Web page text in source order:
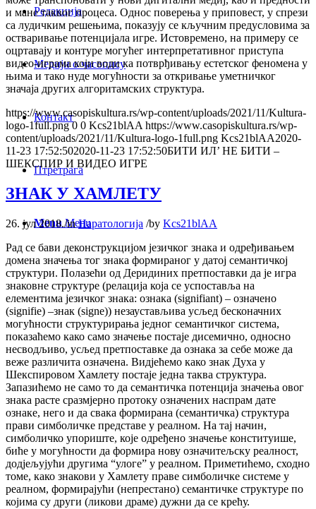
Редакција
Медији о часопису
Контакт
Птретрага
Menu Menu
и мане таквог процеса. Однос поверења у приповест, у спрези
са лудичким решењима, показују се кључним предусловима за
остваривање потенцијала игре. Истовремено, на примеру се
оцртавају и контуре могућег интерпретативног приступа
видео-играма који води ка потврђивању естетског феномена у
њима и тако нуде могућности за откривање уметничког
значаја других алгоритамских структура.
https://www.casopiskultura.rs/wp-content/uploads/2021/11/Kultura-
logo-1full.png 0 0 Kcs21blAA https://www.casopiskultura.rs/wp-
content/uploads/2021/11/Kultura-logo-1full.png Kcs21blAA2020-
11-23 17:52:502020-11-23 17:52:50БИТИ ИЛ’ НЕ БИТИ –
ШЕКСПИР И ВИДЕО ИГРЕ
ЗНАК У ХАМЛЕТУ
26. јул 2018./inНаратологија /by Kcs21blAA
Рад се бави деконструкцијом језичког знака и одређивањем
домена значења тог знака формираног у датој семантичкој
структури. Полазећи од Деридиних претпоставки да је игра
знаковне структуре (релација која се успоставља на
елементима језичког знака: ознака (signifiant) – означено
(signifie) –знак (signe)) незаустављива усљед бесконачних
могућности структурирања једног семантичког система,
показаћемо како само значење постаје дисемично, односно
несводљиво, усљед претпоставке да ознака за себе може да
веже различита означена. Видјећемо како знак Духа у
Шекспировом Хамлету постаје једна таква структура.
Запазићемо не само то да семантичка потенција значења овог
знака расте сразмјерно протоку означених наспрам дате
ознаке, него и да свака формирана (семантичка) структура
прави симболичке представе у реалном. На тај начин,
симболичко упориште, које одређено значење конституише,
биће у могућности да формира нову означитељску реалност,
додјељујући другима “улоге” у реалном. Приметићемо, сходно
томе, како знакови у Хамлету праве симболичке системе у
реалном, формирајући (непрестано) семантичке структуре по
којима су други (ликови драме) дужни да се крећу.